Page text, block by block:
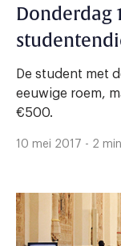
Donderdag
De student met
eeuwige roem,
€500.
10 mei 2017 - 2